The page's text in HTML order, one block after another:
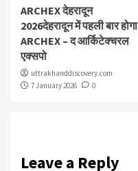
ARCHEX देहरादून
2026देहरादून में पहली बार होगा
ARCHEX – द आर्किटेक्चरल
एक्सपो
uttrakhanddiscovery.com
7 January 2026
0
Leave a Reply